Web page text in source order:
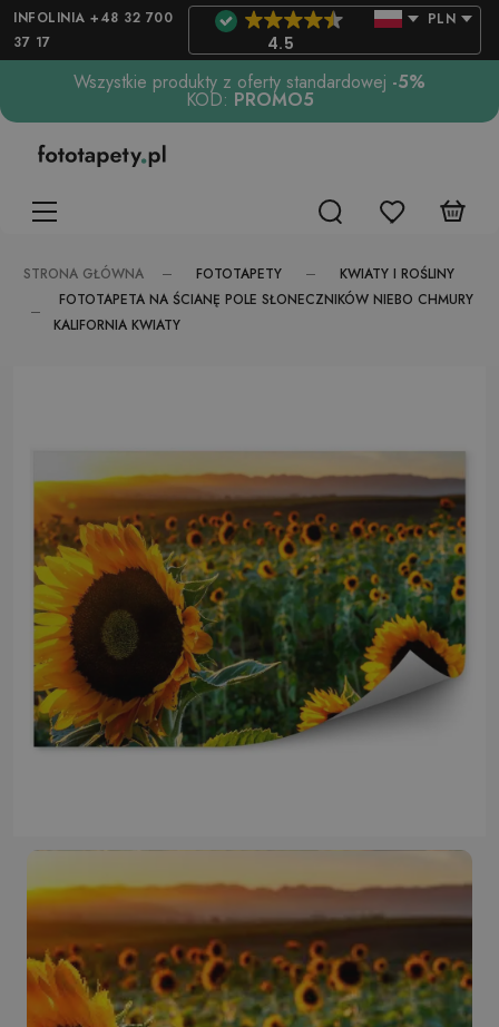
INFOLINIA +48 32 700
37 17
4.5
PLN
Wszystkie produkty z oferty standardowej -5%
KOD: PROMO5
STRONA GŁÓWNA FOTOTAPETY
KWIATY I ROŚLINY
FOTOTAPETA NA ŚCIANĘ POLE SŁONECZNIKÓW NIEBO CHMURY
KALIFORNIA KWIATY